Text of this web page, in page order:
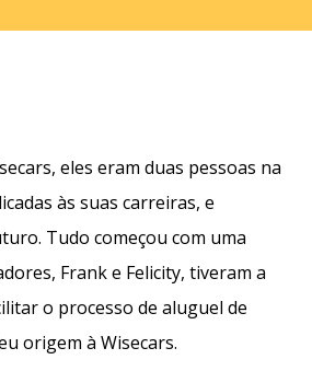
eles eram duas pessoas na
às suas carreiras, e
Tudo começou com uma
Frank e Felicity, tiveram a
o processo de aluguel de
origem à Wisecars.